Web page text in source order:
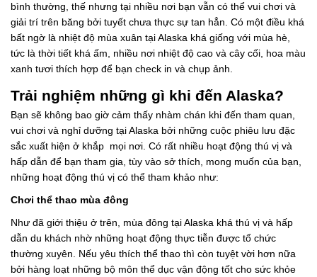
bình thường, thế nhưng tại nhiều nơi bạn vẫn có thể vui chơi và
giải trí trên băng bởi tuyết chưa thực sự tan hẳn. Có một điều khá
bất ngờ là nhiệt độ mùa xuân tại Alaska khá giống với mùa hè,
tức là thời tiết khá ấm, nhiều nơi nhiệt độ cao và cây cối, hoa màu
xanh tươi thích hợp để bạn check in và chụp ảnh.
Trải nghiệm những gì khi đến Alaska?
Bạn sẽ không bao giờ cảm thấy nhàm chán khi đến tham quan,
vui chơi và nghỉ dưỡng tại Alaska bởi những cuộc phiêu lưu đặc
sắc xuất hiện ở khắp mọi nơi. Có rất nhiều hoạt động thú vị và
hấp dẫn để bạn tham gia, tùy vào sở thích, mong muốn của bạn,
những hoạt động thú vị có thể tham khảo như:
Chơi thể thao mùa đông
Như đã giới thiệu ở trên, mùa đông tại Alaska khá thú vị và hấp
dẫn du khách nhờ những hoạt động thực tiễn được tổ chức
thường xuyên. Nếu yêu thích thể thao thì còn tuyệt vời hơn nữa
bởi hàng loạt những bộ môn thể dục vận động tốt cho sức khỏe